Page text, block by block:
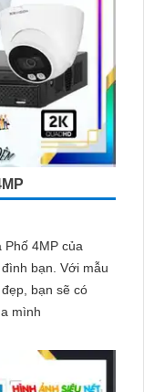
Phố 4MP của
Với mẫu
bạn sẽ có
mình